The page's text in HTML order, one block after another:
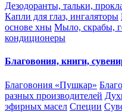
Дезодоранты, тальки,
Капли для глаз, ингаляторы
основе хны Мыло, скрабы,
кондиционеры
Благовония, книги,
Благовония «Пушкар»
разных производителей
эфирных масел Специи